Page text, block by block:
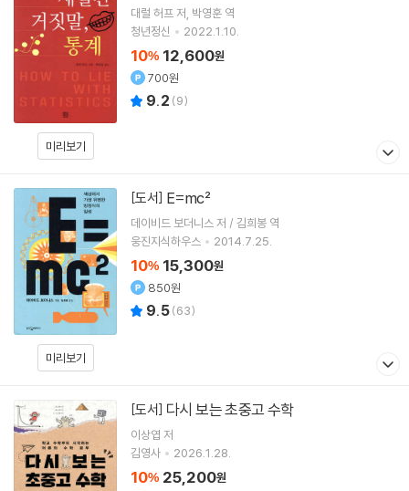
미리보기
대럴 허프 저 박영훈 역
청년정신
2022.1.10.
10% 12,600원
700원
9.2 (9)
미리보기
[도서] E=mc²
데이비드 보더니스 저 / 김희봉 역
웅진지식하우스
2014.7.25.
10% 15,300원
850원
9.5(63)
[도서] 다시 보는 초중고 수학
이상엽 저
김영사
2026.1.28.
10% 25,200원